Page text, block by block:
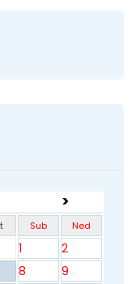
>
Sub Ned
1
2
8
9